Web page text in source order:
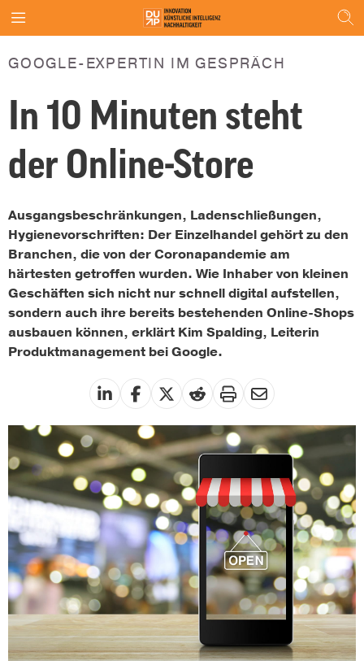
GOOGLE-EXPERTIN IM GESPRÄCH
In 10 Minuten steht
der Online-Store
Ausgangsbeschränkungen, Ladenschließungen,
Hygienevorschriften: Der Einzelhandel gehört zu den
Branchen, die von der Coronapandemie am
härtesten getroffen wurden. Wie Inhaber von kleinen
Geschäften sich nicht nur schnell digital aufstellen,
sondern auch ihre bereits bestehenden Online-Shops
ausbauen können, erklärt Kim Spalding, Leiterin
Produktmanagement bei Google.